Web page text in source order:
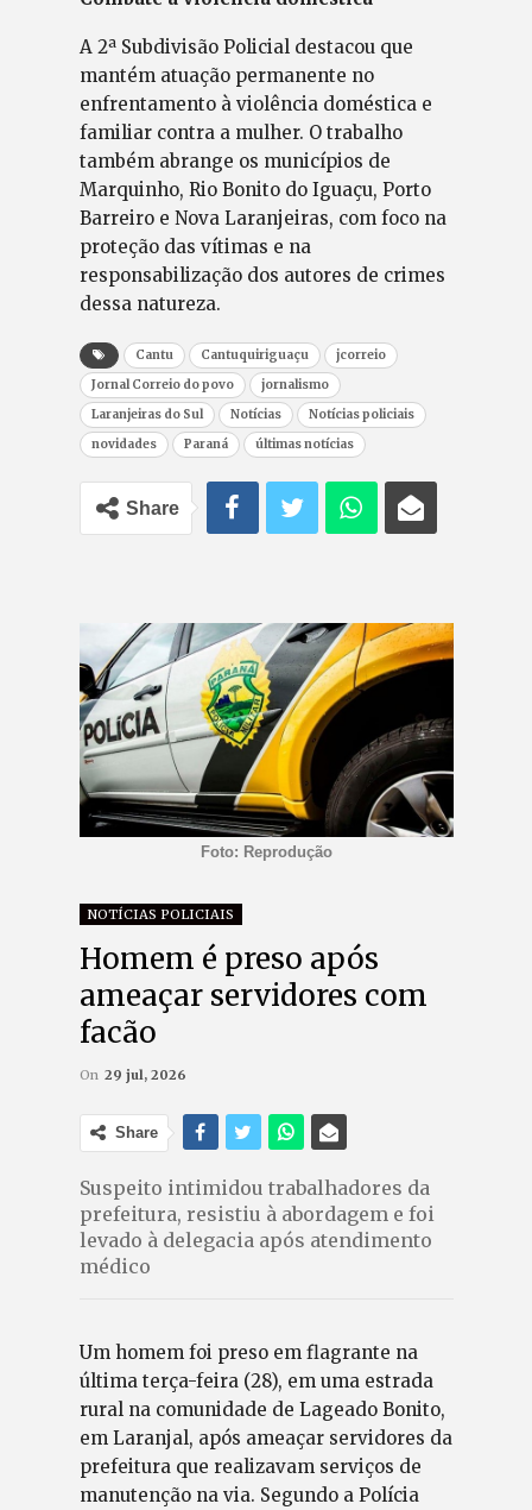
A 2ª Subdivisão Policial destacou que
mantém atuação permanente no
enfrentamento à violência doméstica e
familiar contra a mulher. O trabalho
também abrange os municípios de
Marquinho, Rio Bonito do Iguaçu, Porto
Barreiro e Nova Laranjeiras, com foco na
proteção das vítimas e na
responsabilização dos autores de crimes
dessa natureza.
Cantu Cantuquiriguaçu
jcorreio
Jornal Correio do povo
jornalismo
Laranjeiras do Sul
Notícias
Notícias policiais
novidades
Paraná últimas notícias
Share
Foto: Reprodução
NOTÍCIAS POLICIAIS
Homem é preso após
ameaçar servidores com
facão
On 29 jul, 2026
Share
Suspeito intimidou trabalhadores da
prefeitura, resistiu à abordagem e foi
levado à delegacia após atendimento
médico
Um homem foi preso em flagrante na
última terça-feira (28), em uma estrada
rural na comunidade de Lageado Bonito,
em Laranjal, após ameaçar servidores da
prefeitura que realizavam serviços de
manutenção na via. Segundo a Polícia